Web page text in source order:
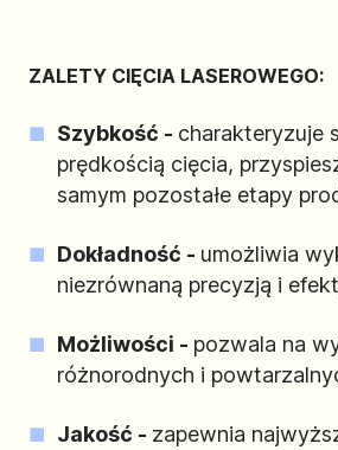
ZALETY CIĘCIA LASEROWEGO:
Szybkość - charakteryzuje
prędkością cięcia,
samym pozostałe etapy
Dokładność - umożliwia
niezrównaną precyzją i
Możliwości - pozwala na
różnorodnych i
Jakość - zapewnia